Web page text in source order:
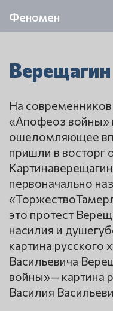
Феномен
На
«Апофеоз войны»
ошеломляющее
пришли в восторг
первоначально
это протест
насилия и
картина русского
Васильевича
войны»— картина
Василия